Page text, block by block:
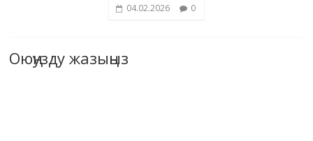
04.02.2026 0
Оюңузду жазыңыз